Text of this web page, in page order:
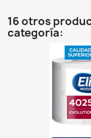
16 otros
categoría: